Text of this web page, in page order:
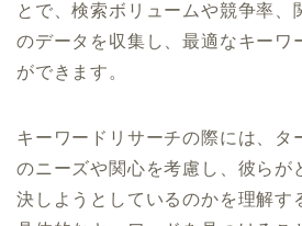
とで、検索ボリュームや競争率、
のデータを収集し、最適なキーワ
ができます。
キーワードリサーチの際には、タ
のニーズや関心を考慮し、彼らが
決しようとしているのかを理解す